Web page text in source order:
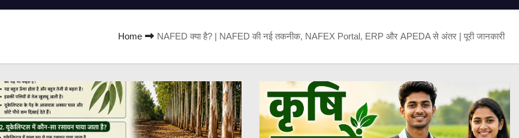
Home NAFED क्या है? | NAFED की नई तकनीक, NAFEX Portal, ERP और APEDA से अंतर | पूरी जानकारी